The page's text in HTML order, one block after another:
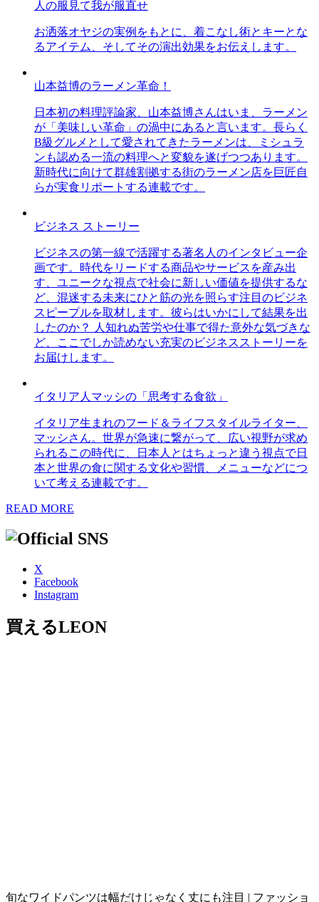
人の服見て我が服直せ
お洒落オヤジの実例をもとに、着こなし術とキーとな
るアイテム、そしてその演出効果をお伝えします。
山本益博のラーメン革命！
日本初の料理評論家、山本益博さんはいま、ラーメン
が「美味しい革命」の渦中にあると言います。長らく
B級グルメとして愛されてきたラーメンは、ミシュラ
ンも認める一流の料理へと変貌を遂げつつあります。
新時代に向けて群雄割拠する街のラーメン店を巨匠自
らが実食リポートする連載です。
ビジネス ストーリー
ビジネスの第一線で活躍する著名人のインタビュー企
画です。時代をリードする商品やサービスを産み出
す、ユニークな視点で社会に新しい価値を提供するな
ど、混迷する未来にひと筋の光を照らす注目のビジネ
スピープルを取材します。彼らはいかにして結果を出
したのか？ 人知れぬ苦労や仕事で得た意外な気づきな
ど、ここでしか読めない充実のビジネスストーリーを
お届けします。
イタリア人マッシの「思考する食欲」
イタリア生まれのフード＆ライフスタイルライター、
マッシさん。世界が急速に繋がって、広い視野が求め
られるこの時代に、日本人とはちょっと違う視点で日
本と世界の食に関する文化や習慣、メニューなどにつ
いて考える連載です。
READ MORE
X
Facebook
Instagram
買えるLEON
旬なワイドパンツは幅だけじゃなく丈にも注目 | ファッショ